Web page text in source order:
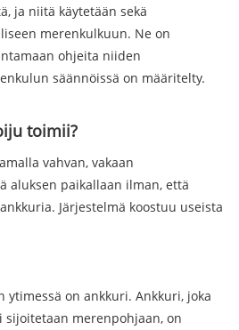
ja niitä käytetään sekä
merenkulkuun. Ne on
ohjeita niiden
säännöissä on määritelty.
toimii?
vahvan, vakaan
aluksen paikallaan ilman, että
Järjestelmä koostuu useista
on ankkuri. Ankkuri, joka
merenpohjaan, on